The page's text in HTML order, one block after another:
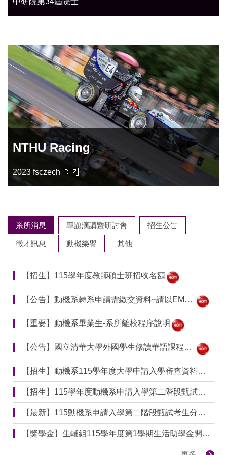
NTHU Racing
2023 fsczech 🇨🇿
系所消息 專題演講暨研討會 招生公告
徵才訊息 動機榮譽 其他
【招生】115學年度教師碩士班招收名額
【公告】動機系轉系申請需繳交資料~請以EMAIL寄送繳交
【重要】動機系畢業生-系所離校程序說明
【公告】國立清華大學外國學生修讀華語課程公告
【招生】動機系115學年度大學申請入學審查資料準備指引
【招生】115學年度動機系申請入學第二階段甄試公告
【最新】115動機系申請入學第二階段甄試考生分組報到名單_1150514公告
【獎學金】生輔組115學年度第1學期生活助學金開放申請 - 院截止日期為6月10日12:00